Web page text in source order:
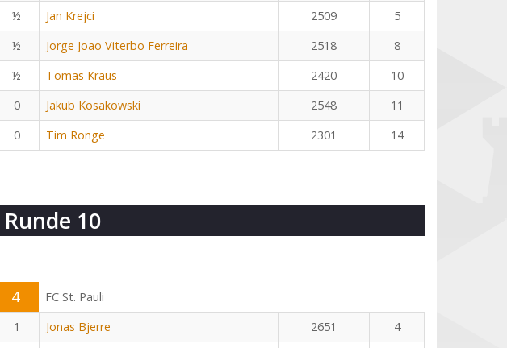
½ Jan Krejci 2509
5
½ Jorge Joao Viterbo Ferreira 2518
8
½ Tomas Kraus 2420
10
0 Jakub Kosakowski 2548
11
0 Tim Ronge 2301 14
10
4
FC St. Pauli
1 Jonas Bjerre 2651
4